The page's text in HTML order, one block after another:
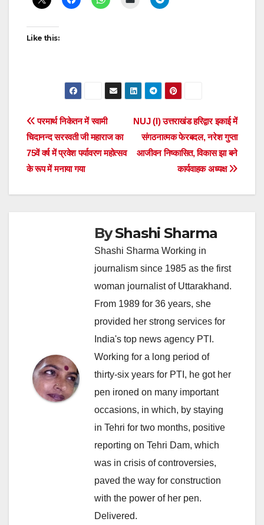
Like this:
Post
navigation
NUJ (I) उत्तराखंड हरिद्वार इकाई में
संगठनात्मक फेरबदल, नरेश गुप्ता
आजीवन निष्कासित, विकास झा बने
कार्यवाहक अध्यक्ष
परमार्थ निकेतन में स्वामी
चिदानन्द सरस्वती जी महाराज का
75वें वर्ष में प्रवेश पर्यावरण महोत्सव
के रूप में मनाया गया
ByShashi Sharma
Shashi Sharma Working in
journalism since 1985 as the first
woman journalist of Uttarakhand.
From 1989 for 36 years, she
provided her strong services for
India's top news agency PTI.
Working for a long period of
thirty-six years for PTI, he got her
pen ironed on many important
occasions, in which, by staying
in Tehri for two months, positive
reporting on Tehri Dam, which
was in crisis of controversies,
paved the way for construction
with the power of her pen.
Delivered.